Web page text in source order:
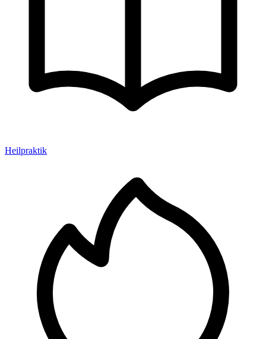
Heilpraktik